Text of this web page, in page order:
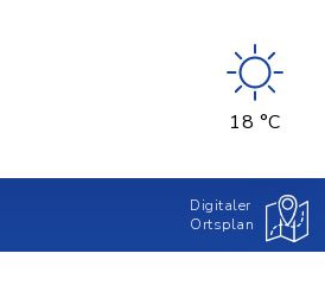
18 °C
Digitaler
Ortsplan